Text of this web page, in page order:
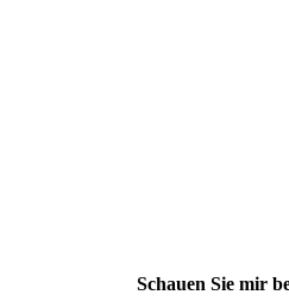
Schauen Sie mir